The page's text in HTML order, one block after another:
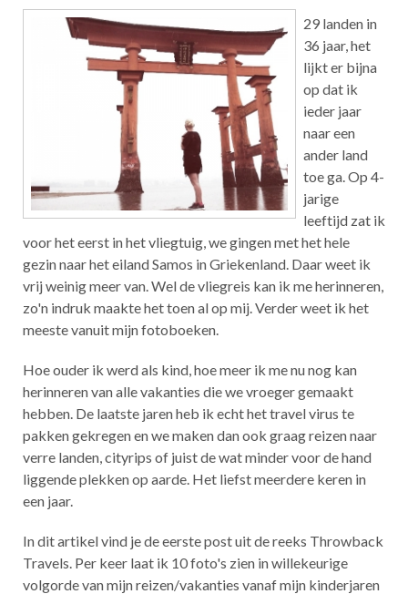
29 landen in
36 jaar, het
lijkt er bijna
op dat ik
ieder jaar
naar een
ander land
toe ga. Op 4-
jarige
leeftijd zat ik
voor het eerst in het vliegtuig, we gingen met het hele
gezin naar het eiland Samos in Griekenland. Daar weet ik
vrij weinig meer van. Wel de vliegreis kan ik me herinneren,
zo'n indruk maakte het toen al op mij. Verder weet ik het
meeste vanuit mijn fotoboeken.
Hoe ouder ik werd als kind, hoe meer ik me nu nog kan
herinneren van alle vakanties die we vroeger gemaakt
hebben. De laatste jaren heb ik echt het travel virus te
pakken gekregen en we maken dan ook graag reizen naar
verre landen, cityrips of juist de wat minder voor de hand
liggende plekken op aarde. Het liefst meerdere keren in
een jaar.
In dit artikel vind je de eerste post uit de reeks Throwback
Travels. Per keer laat ik 10 foto's zien in willekeurige
volgorde van mijn reizen/vakanties vanaf mijn kinderjaren